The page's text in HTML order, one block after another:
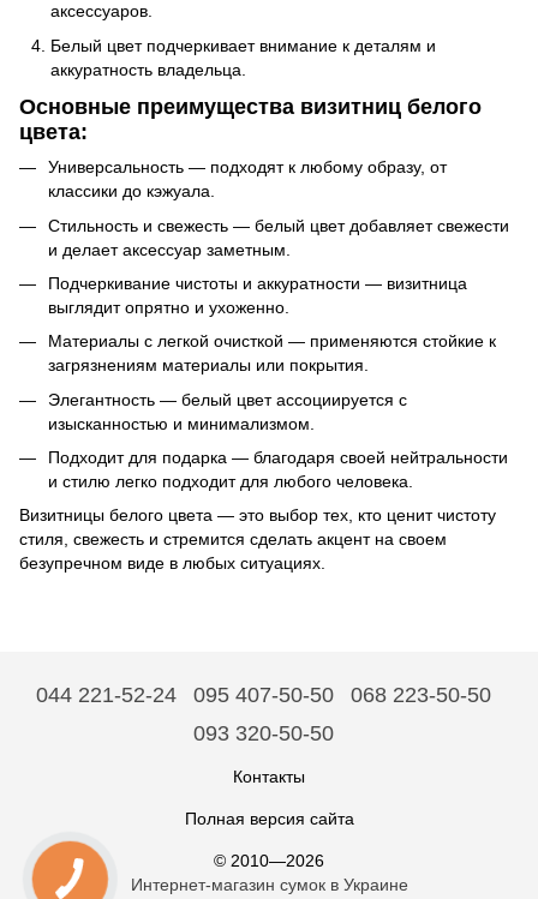
аксессуаров.
Белый цвет подчеркивает внимание к деталям и
аккуратность владельца.
Основные преимущества визитниц белого
цвета:
Универсальность — подходят к любому образу, от
классики до кэжуала.
Стильность и свежесть — белый цвет добавляет свежести
и делает аксессуар заметным.
Подчеркивание чистоты и аккуратности — визитница
выглядит опрятно и ухоженно.
Материалы с легкой очисткой — применяются стойкие к
загрязнениям материалы или покрытия.
Элегантность — белый цвет ассоциируется с
изысканностью и минимализмом.
Подходит для подарка — благодаря своей нейтральности
и стилю легко подходит для любого человека.
Визитницы белого цвета — это выбор тех, кто ценит чистоту
стиля, свежесть и стремится сделать акцент на своем
безупречном виде в любых ситуациях.
044 221-52-24 095 407-50-50
068 223-50-50
093 320-50-50
Контакты
Полная версия сайта
© 2010—2026
Интернет-магазин сумок в Украине